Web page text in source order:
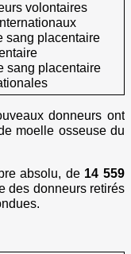
volontaires
sang placentaire
placentaire
donneurs ont
moelle osseuse du
absolu, de 14 559
des donneurs retirés